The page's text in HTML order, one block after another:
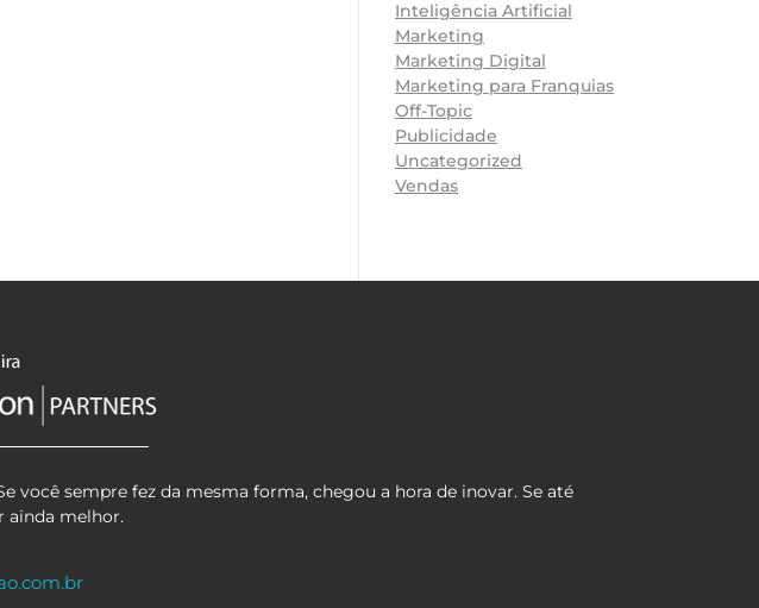
Inteligência Artificial
Marketing
Marketing Digital
Marketing para Franquias
Off-Topic
Publicidade
Uncategorized
Vendas
você sempre fez da mesma forma, chegou a hora de inovar. Se até
ainda melhor.